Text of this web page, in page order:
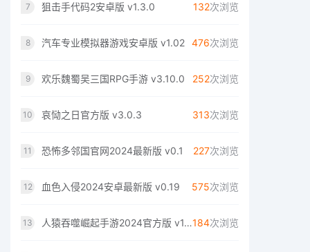
7 狙击手代码2安卓版 v1.3.0 132次浏览
8 汽车专业模拟器游戏安卓版 v1.02 476次浏览
9 欢乐魏蜀吴三国RPG手游 v3.10.0 252次浏览
10 哀恸之日官方版 v3.0.3 313次浏览
11 恐怖多邻国官网2024最新版 v0.1 227次浏览
12 血色入侵2024安卓最新版 v0.19 575次浏览
13 人猿吞噬崛起手游2024官方版 v1.0184次浏览